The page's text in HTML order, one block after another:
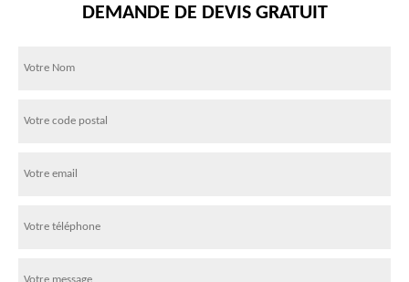
DEMANDE DE DEVIS GRATUIT